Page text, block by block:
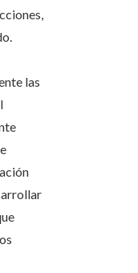
las